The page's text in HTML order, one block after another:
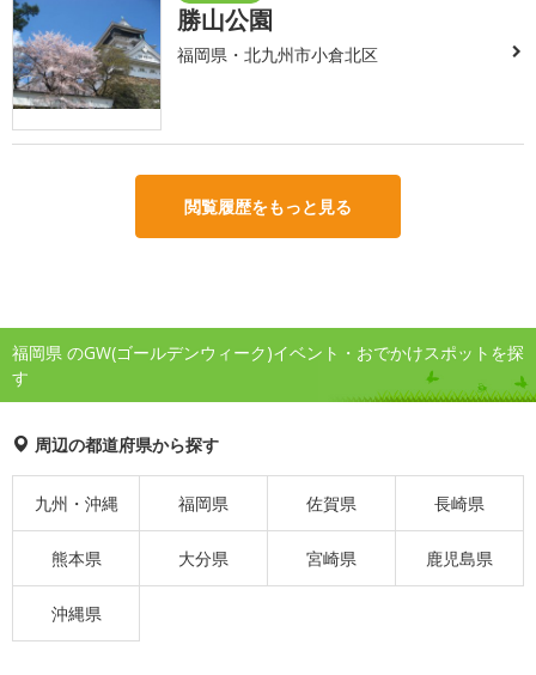
勝山公園
福岡県・北九州市小倉北区
閲覧履歴をもっと見る
福岡県 のGW(ゴールデンウィーク)イベント・おでかけスポットを探
す
周辺の都道府県から探す
九州・沖縄 福岡県 佐賀県 長崎県
熊本県 大分県 宮崎県 鹿児島県
沖縄県